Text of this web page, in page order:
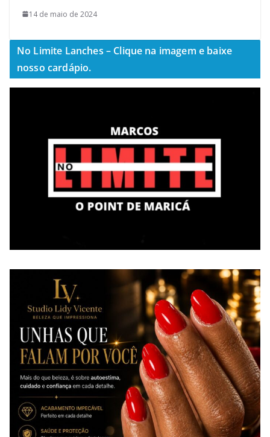
14 de maio de 2024
No Limite Lanches – Clique na imagem e baixe
nosso cardápio.